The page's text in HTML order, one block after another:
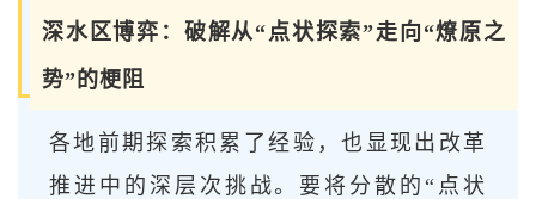
深水区博弈：破解从“点状探索”走向“燎原之
势”的梗阻
各地前期探索积累了经验，也显现出改革
推进中的深层次挑战。要将分散的“点状